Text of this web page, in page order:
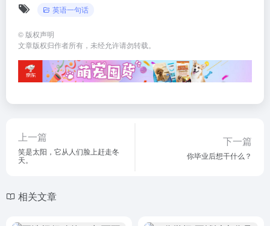
英语一句话
© 版权声明
文章版权归作者所有，未经允许请勿转载。
上一篇
笑是太阳，它从人们脸上赶走冬
天。
下一篇
你毕业后想干什么？
相关文章